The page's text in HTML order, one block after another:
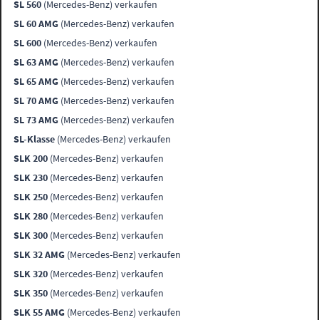
SL 560 (Mercedes-Benz) verkaufen
SL 60 AMG (Mercedes-Benz) verkaufen
SL 600 (Mercedes-Benz) verkaufen
SL 63 AMG (Mercedes-Benz) verkaufen
SL 65 AMG (Mercedes-Benz) verkaufen
SL 70 AMG (Mercedes-Benz) verkaufen
SL 73 AMG (Mercedes-Benz) verkaufen
SL-Klasse (Mercedes-Benz) verkaufen
SLK 200 (Mercedes-Benz) verkaufen
SLK 230 (Mercedes-Benz) verkaufen
SLK 250 (Mercedes-Benz) verkaufen
SLK 280 (Mercedes-Benz) verkaufen
SLK 300 (Mercedes-Benz) verkaufen
SLK 32 AMG (Mercedes-Benz) verkaufen
SLK 320 (Mercedes-Benz) verkaufen
SLK 350 (Mercedes-Benz) verkaufen
SLK 55 AMG (Mercedes-Benz) verkaufen